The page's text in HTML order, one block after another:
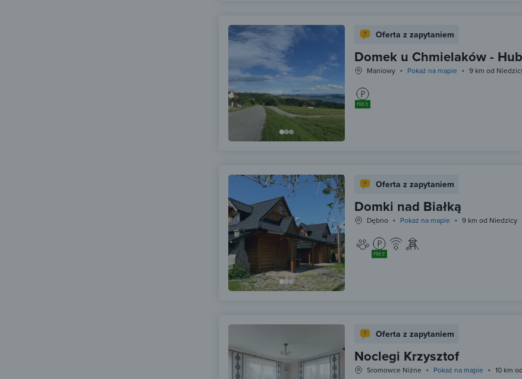
Oferta z zapytaniem
Domek u Chmielaków -
Maniowy Pokaż na mapie 9 km od
FREE
Oferta z zapytaniem
Domki nad Białką
Dębno Pokaż na mapie 9 km od Niedzicy
FREE
Oferta z zapytaniem
Noclegi Krzysztof
Sromowce Niżne Pokaż na mapie 10 km